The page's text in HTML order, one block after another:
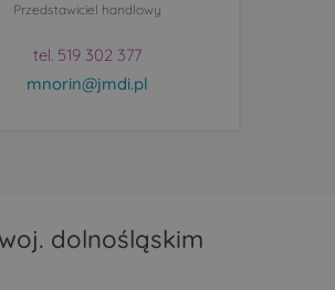
Przedstawiciel handlowy
tel. 519 302 377
mnorin@jmdi.pl
dolnośląskim